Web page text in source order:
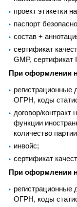
проект этикетки
паспорт
состав +
сертификат
GMP, сертификат
При оформлении
ОГРН, коды
договор/контракт
функции
количество
инвойс;
сертификат
При оформлении
ОГРН, коды